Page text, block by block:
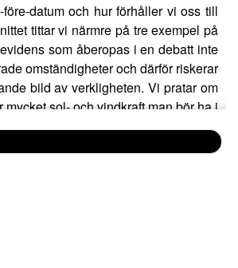
datum och hur förhåller vi oss till
tittar vi närmre på tre exempel på
som åberopas i en debatt inte
omständigheter och därför riskerar
bild av verkligheten. Vi pratar om
mycket sol- och vindkraft man bör ha i
hur företagsstorlek hänger ihop